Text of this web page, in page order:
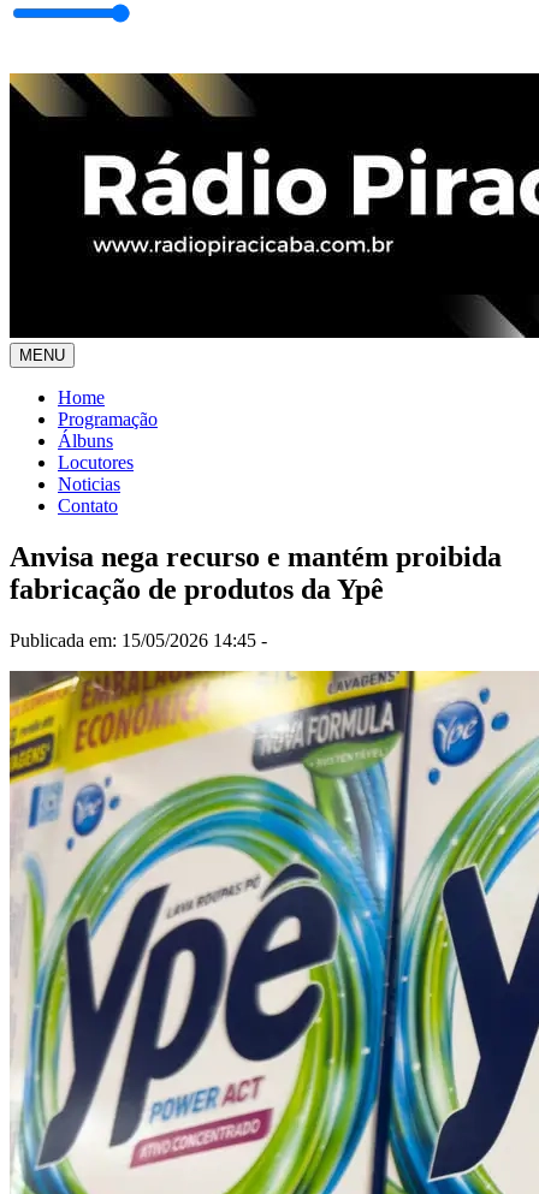
MENU
Home
Programação
Álbuns
Locutores
Noticias
Contato
Anvisa nega recurso e mantém proibida
fabricação de produtos da Ypê
Publicada em: 15/05/2026 14:45 -